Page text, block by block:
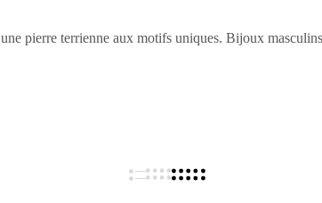
pierre terrienne aux motifs uniques. Bijoux